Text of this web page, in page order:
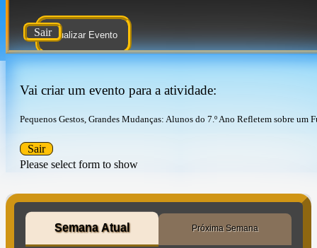
Atualizar Evento
Sair
Vai criar um evento para a atividade:
Pequenos Gestos, Grandes Mudanças: Alunos do 7.º Ano Refletem sobre um
Please select form to show
Sair
Semana Atual Próxima Semana